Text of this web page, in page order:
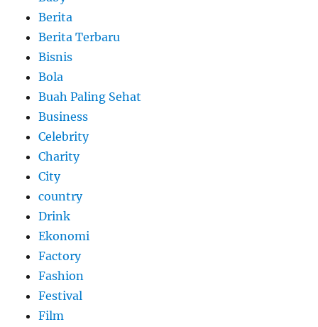
Berita
Berita Terbaru
Bisnis
Bola
Buah Paling Sehat
Business
Celebrity
Charity
City
country
Drink
Ekonomi
Factory
Fashion
Festival
Film